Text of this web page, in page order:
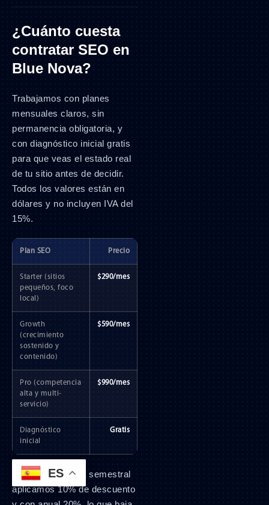
¿Cuánto cuesta
contratar SEO en
Blue Nova?
Trabajamos con planes
mensuales claros, sin
permanencia obligatoria, y
con diagnóstico inicial gratis
para que veas el estado real
de tu sitio antes de decidir.
Todos los valores están en
dólares y no incluyen IVA del
15%.
Plan SEO Precio
Starter (sitios
pequeños, foco
local)
$290/mes
Growth
(crecimiento
sostenido y
contenido)
$590/mes
Pro (competencia
alta y multi-
servicio)
$990/mes
Diagnóstico
inicial
Gratis
Con permanencia semestral
aplicamos 10% de descuento
ES